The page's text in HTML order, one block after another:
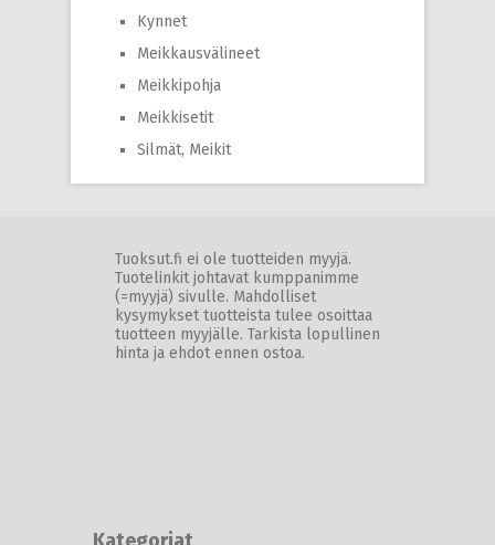
Kynnet
Meikkausvälineet
Meikkipohja
Meikkisetit
Silmät, Meikit
Tuoksut.fi ei ole tuotteiden myyjä.
Tuotelinkit johtavat kumppanimme
(=myyjä) sivulle. Mahdolliset
kysymykset tuotteista tulee osoittaa
tuotteen myyjälle. Tarkista lopullinen
hinta ja ehdot ennen ostoa.